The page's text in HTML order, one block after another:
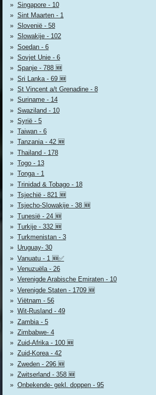
Singapore - 10
Sint Maarten - 1
Slovenië - 58
Slowakije - 102
Soedan - 6
Sovjet Unie - 6
Spanje - 788 🆕
Sri Lanka - 69 🆕
St Vincent a/t Grenadine - 8
Suriname - 14
Swaziland - 10
Syrië - 5
Taiwan - 6
Tanzania - 42 🆕
Thailand - 178
Togo - 13
Tonga - 1
Trinidad & Tobago - 18
Tsjechië - 821 🆕
Tsjecho-Slowakije - 38 🆕
Tunesië - 24 🆕
Turkije - 332 🆕
Turkmenistan - 3
Uruguay- 30
Vanuatu - 1 🆕✅
Venuzuëla - 26
Verenigde Arabische Emiraten - 10
Verenigde Staten - 1709 🆕
Viëtnam - 56
Wit-Rusland - 49
Zambia - 5
Zimbabwe- 4
Zuid-Afrika - 100 🆕
Zuid-Korea - 42
Zweden - 296 🆕
Zwitserland - 358 🆕
Onbekende- gekl. doppen - 95